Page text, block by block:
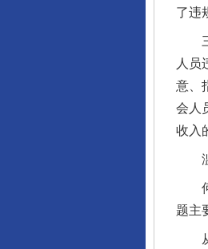
了违
三
人员
意、
会人
收入
滥
何
题主
从